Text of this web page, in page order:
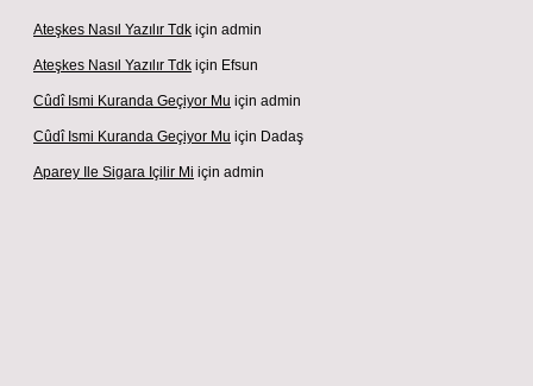
Ateşkes Nasıl Yazılır Tdk için admin
Ateşkes Nasıl Yazılır Tdk için Efsun
Cûdî Ismi Kuranda Geçiyor Mu için admin
Cûdî Ismi Kuranda Geçiyor Mu için Dadaş
Aparey Ile Sigara Içilir Mi için admin